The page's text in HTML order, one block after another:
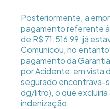
Posteriormente, a
pagamento referente
de R$ 71.516,99, já
Comunicou, no
pagamento da
por Acidente, em vista
segurado encontrava-
dg/litro), o que
indenização.